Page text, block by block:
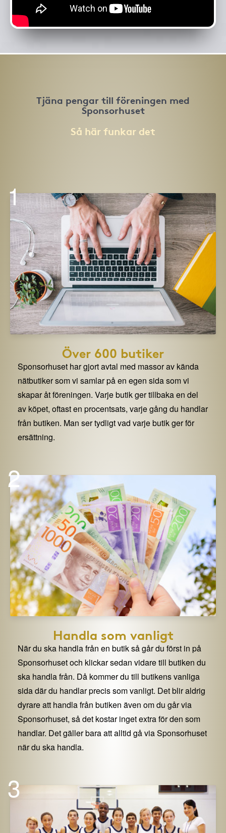
Tjäna pengar till föreningen med
Sponsorhuset
Så här funkar det
1
Över 600 butiker
Sponsorhuset har gjort avtal med massor av kända
nätbutiker som vi samlar på en egen sida som vi
skapar åt föreningen. Varje butik ger tillbaka en del
av köpet, oftast en procentsats, varje gång du handlar
från butiken. Man ser tydligt vad varje butik ger för
ersättning.
2
Handla som vanligt
När du ska handla från en butik så går du först in på
Sponsorhuset och klickar sedan vidare till butiken du
ska handla från. Då kommer du till butikens vanliga
sida där du handlar precis som vanligt. Det blir aldrig
dyrare att handla från butiken även om du går via
Sponsorhuset, så det kostar inget extra för den som
handlar. Det gäller bara att alltid gå via Sponsorhuset
när du ska handla.
3